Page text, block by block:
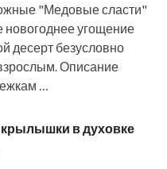
"Медовые сласти"
новогоднее угощение
десерт безусловно
Описание
…
в духовке